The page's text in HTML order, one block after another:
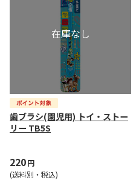
歯ブラシ(園児用) トイ・ストー
リー TB5S
220円
(送料別・税込)